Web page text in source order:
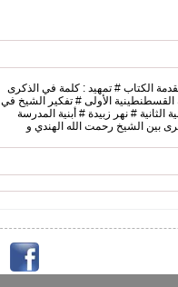
الكتاب # تمهيد : كلمة في الذكرى
القسطنطينية الأولى # تفكير الشيخ في
الثانية # نهر زبيدة # أبنية المدرسة
بين الشيخ رحمت الله الهندي و